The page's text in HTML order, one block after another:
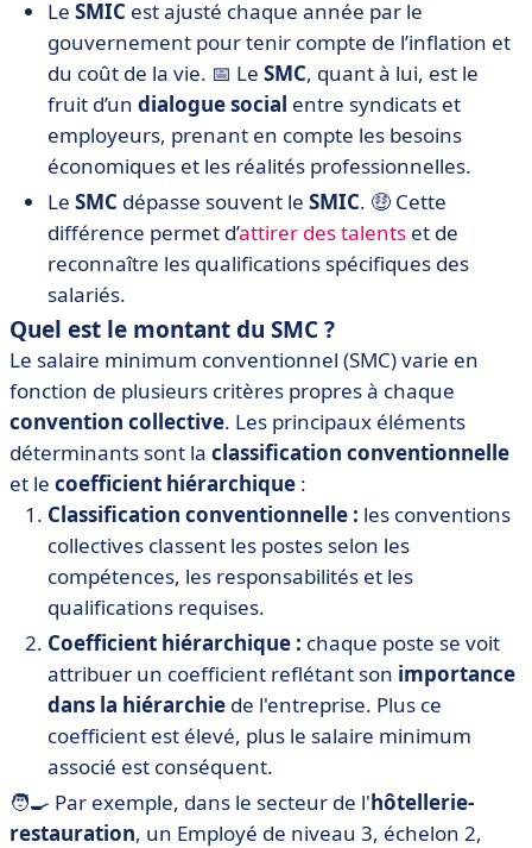
Le SMIC est ajusté chaque année par le
gouvernement pour tenir compte de l’inflation et
du coût de la vie. 📅 Le SMC, quant à lui, est le
fruit d’un dialogue social entre syndicats et
employeurs, prenant en compte les besoins
économiques et les réalités professionnelles.
Le SMC dépasse souvent le SMIC. 🤑 Cette
différence permet d’attirer des talents et de
reconnaître les qualifications spécifiques des
salariés.
Quel est le montant du SMC ?
Le salaire minimum conventionnel (SMC) varie en
fonction de plusieurs critères propres à chaque
convention collective. Les principaux éléments
déterminants sont la classification conventionnelle
et le coefficient hiérarchique :
Classification conventionnelle : les conventions
collectives classent les postes selon les
compétences, les responsabilités et les
qualifications requises.
Coefficient hiérarchique : chaque poste se voit
attribuer un coefficient reflétant son importance
dans la hiérarchie de l'entreprise. Plus ce
coefficient est élevé, plus le salaire minimum
associé est conséquent.
🧑‍🍳 Par exemple, dans le secteur de l'hôtellerie-
restauration, un Employé de niveau 3, échelon 2,